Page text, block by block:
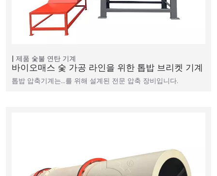
제품 숯불 연탄 기계
바이오매스 숯 가공 라인을 위한 톱밥 브리켓 기계
톱밥 압축기계는…를 위해 설계된 전문 압축 장비입니다.